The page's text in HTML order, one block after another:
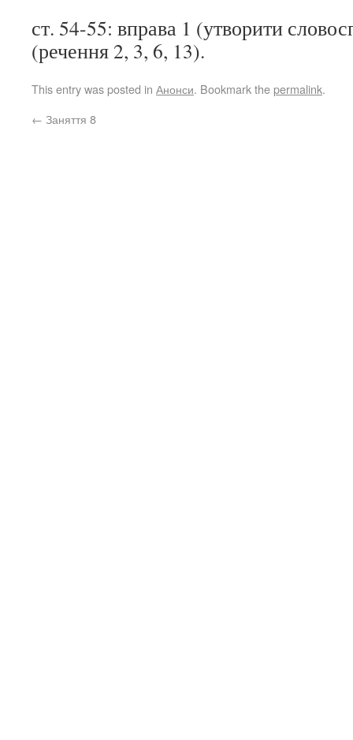
ст. 54-55: вправа 1 (утворити
(речення 2, 3, 6, 13).
This entry was posted in Анонси. Bookmark thepermalink.
← Заняття 8